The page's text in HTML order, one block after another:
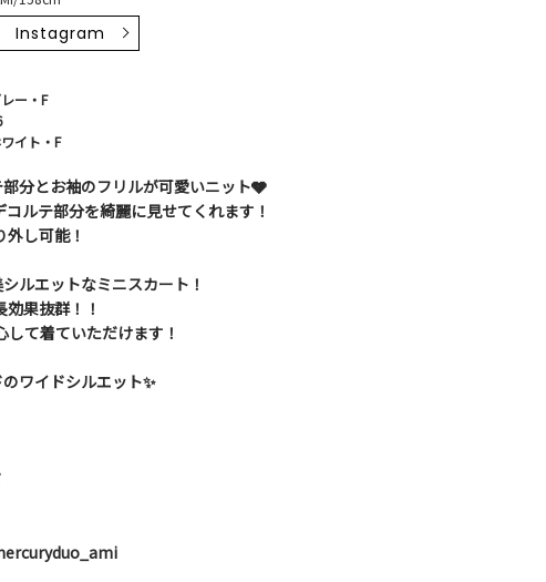
Instagram
ー・F
イト・F
分とお袖のフリルが可愛いニット🩶
ルテ部分を綺麗に見せてくれます！
し可能！
ルエットなミニスカート！
果抜群！！
て着ていただけます！
ワイドシルエット✨️